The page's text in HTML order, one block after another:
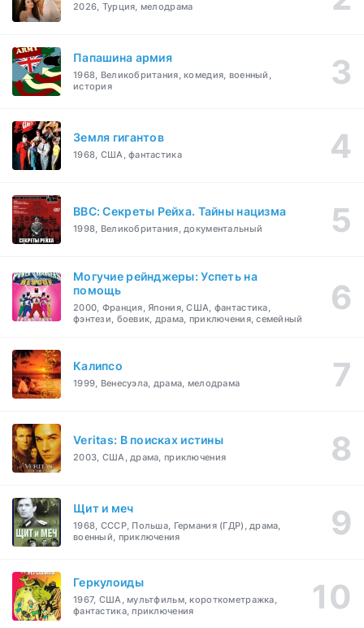
2026, Турция, мелодрама
Папашина армия
1968, Великобритания, комедия, военный,
история
Земля гигантов
1968, США, фантастика
BBC: Секреты Рейха. Тайны нацизма
1998, Великобритания, документальный
Могучие рейнджеры: Успеть на
помощь
2000, Франция, Япония, США, фантастика,
фэнтези, боевик, драма, приключения, семейный
Калипсо
1999, Венесуэла, драма, мелодрама
Veritas: В поисках истины
2003, США, драма, приключения
Щит и меч
1968, СССР, Польша, Германия (ГДР), драма,
военный, приключения
Геркулоиды
1967, США, мультфильм, короткометражка,
фантастика, приключения